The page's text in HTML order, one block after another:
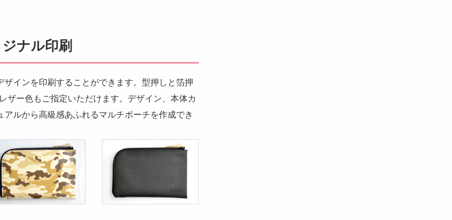
ナル印刷
インを印刷することができます。型押しと箔押
ザー色もご指定いただけます。デザイン、本体カ
ルから高級感あふれるマルチポーチを作成でき